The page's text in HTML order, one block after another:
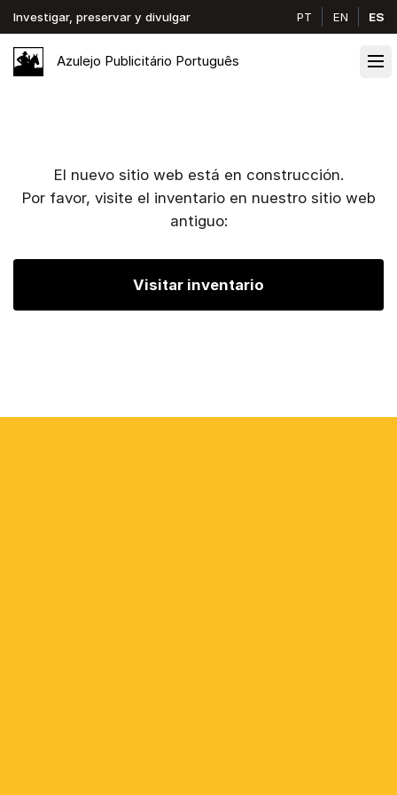
Investigar, preservar y divulgar PT EN ES
Azulejo Publicitário Português
El nuevo sitio web está en construcción.
Por favor, visite el inventario en nuestro sitio web
antiguo:
Visitar inventario